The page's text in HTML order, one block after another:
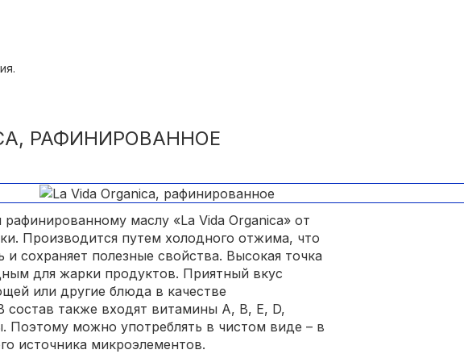
РАФИНИРОВАННОЕ
маслу «La Vida Organica» от
Производится путем холодного отжима, что
сохраняет полезные свойства. Высокая точка
для жарки продуктов. Приятный вкус
или другие блюда в качестве
также входят витамины А, В, E, D,
Поэтому можно употреблять в чистом виде – в
источника микроэлементов.